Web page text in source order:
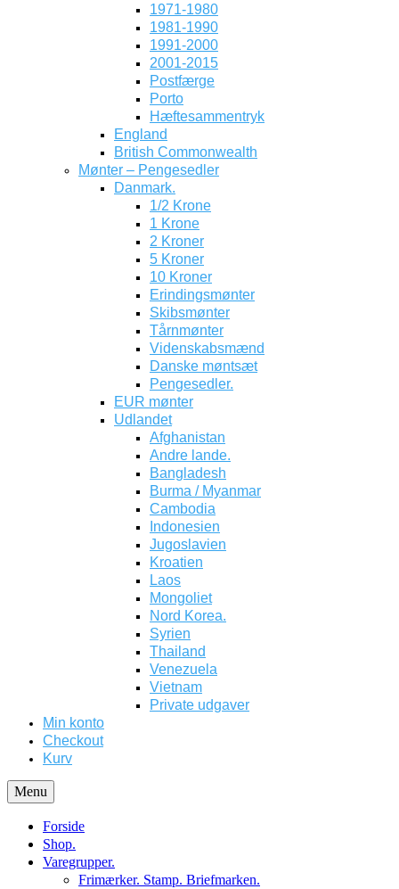
1971-1980
1981-1990
1991-2000
2001-2015
Postfærge
Porto
Hæftesammentryk
England
British Commonwealth
Mønter – Pengesedler
Danmark.
1/2 Krone
1 Krone
2 Kroner
5 Kroner
10 Kroner
Erindingsmønter
Skibsmønter
Tårnmønter
Videnskabsmænd
Danske møntsæt
Pengesedler.
EUR mønter
Udlandet
Afghanistan
Andre lande.
Bangladesh
Burma / Myanmar
Cambodia
Indonesien
Jugoslavien
Kroatien
Laos
Mongoliet
Nord Korea.
Syrien
Thailand
Venezuela
Vietnam
Private udgaver
Min konto
Checkout
Kurv
Menu
Forside
Shop.
Varegrupper.
Frimærker. Stamp. Briefmarken.